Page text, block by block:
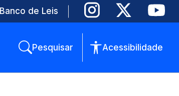
Banco de Leis
Pesquisar Acessibilidade